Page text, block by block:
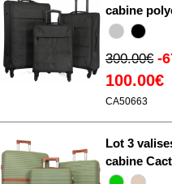
cabine
300.00€ -
100.00€
CA50663
Lot 3
cabine